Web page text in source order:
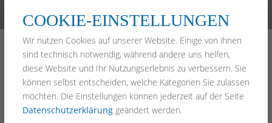
COOKIE-EINSTELLUNGEN
Wir nutzen Cookies auf unserer Website. Einige von ihnen
sind technisch notwendig, während andere uns helfen,
diese Website und Ihr Nutzungserlebnis zu verbessern. Sie
können selbst entscheiden, welche Kategorien Sie zulassen
möchten. Die Einstellungen können jederzeit auf der Seite
Datenschutzerklärunggeändert werden.
(089) 99 92 97 2-0 kanzlei@pawlik-rechtsanwaelte.de
Home
Arbeitsrecht
Erbrecht
Mietrecht
Anwälte